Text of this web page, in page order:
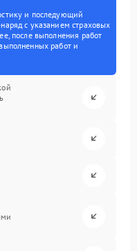
и последующий
с указанием страховых
после выполнения работ
работ и